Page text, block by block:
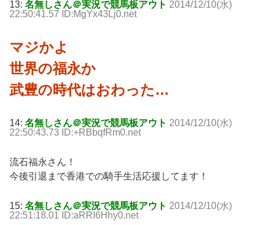
13: 名無しさん＠実況で競馬板アウト 2014/12/10(水)
22:50:41.57 ID:MgYx43Lj0.net
マジかよ
世界の福永か
武豊の時代はおわった…
14: 名無しさん＠実況で競馬板アウト 2014/12/10(水)
22:50:43.73 ID:+RBbqfRm0.net
流石福永さん！
今後引退まで香港での騎手生活応援してます！
15: 名無しさん＠実況で競馬板アウト 2014/12/10(水)
22:51:18.01 ID:aRRI6Hhy0.net